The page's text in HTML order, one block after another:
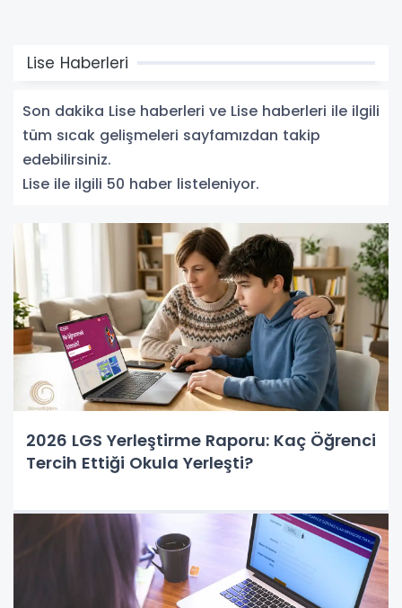
Lise Haberleri
Son dakika Lise haberleri ve Lise haberleri ile ilgili
tüm sıcak gelişmeleri sayfamızdan takip
edebilirsiniz.
Lise ile ilgili 50 haber listeleniyor.
2026 LGS Yerleştirme Raporu: Kaç Öğrenci
Tercih Ettiği Okula Yerleşti?